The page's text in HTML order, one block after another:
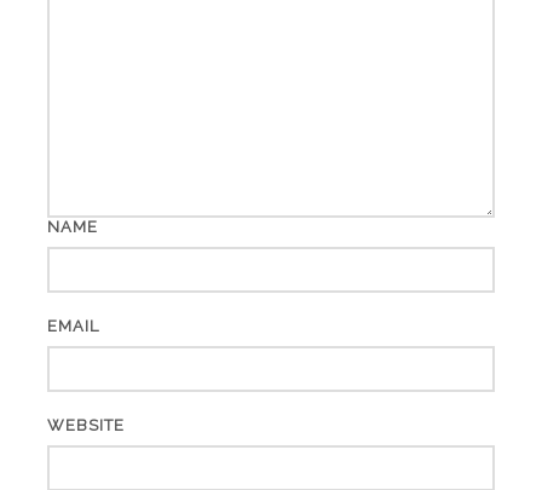
NAME
EMAIL
WEBSITE